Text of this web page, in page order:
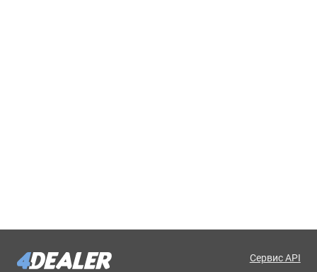
Сервис API